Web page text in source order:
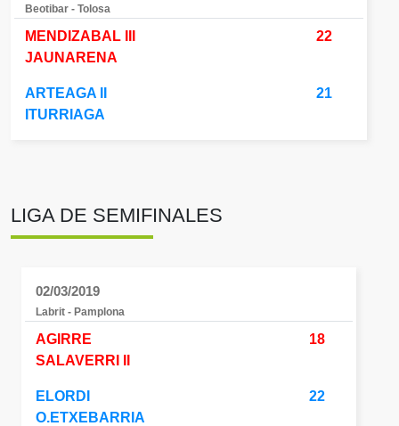
Beotibar - Tolosa
MENDIZABAL III
JAUNARENA
22
ARTEAGA II
ITURRIAGA
21
LIGA DE SEMIFINALES
02/03/2019
Labrit - Pamplona
AGIRRE
SALAVERRI II
18
ELORDI
O.ETXEBARRIA
22